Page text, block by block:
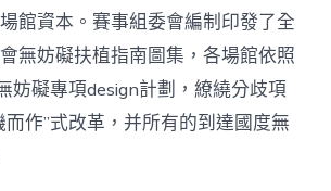
館資本。賽事組委會編制印發了全
無妨礙扶植指南圖集，各場館依照
妨礙專項design計劃，繚繞分歧項
而作”式改革，并所有的到達國度無